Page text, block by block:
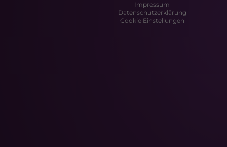
Impressum
Datenschutzerklärung
Cookie Einstellungen